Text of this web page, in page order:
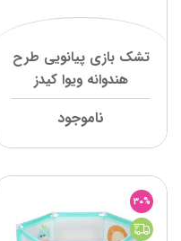
تشک بازی پیانویی طرح
هندوانه ویوا کیدز
ناموجود
30%